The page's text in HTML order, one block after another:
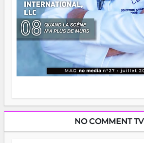
NO COMMENT TV